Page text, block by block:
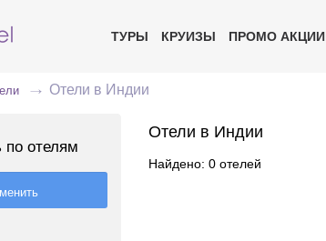
ТУРЫ КРУИЗЫ ПРОМО АКЦИИ
Отели в Индии
по отелям
Отели в Индии
Найдено: 0 отелей